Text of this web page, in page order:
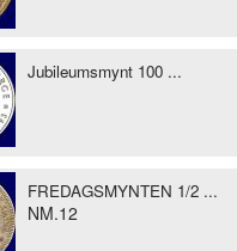
Jubileumsmynt 100 ...
FREDAGSMYNTEN 1/2 ...
NM.12